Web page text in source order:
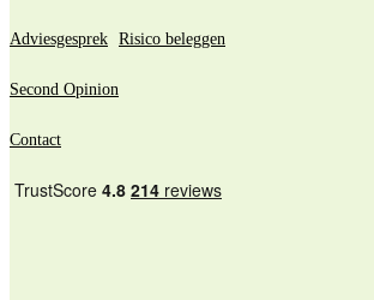
Adviesgesprek
Second Opinion
Contact
Risico beleggen